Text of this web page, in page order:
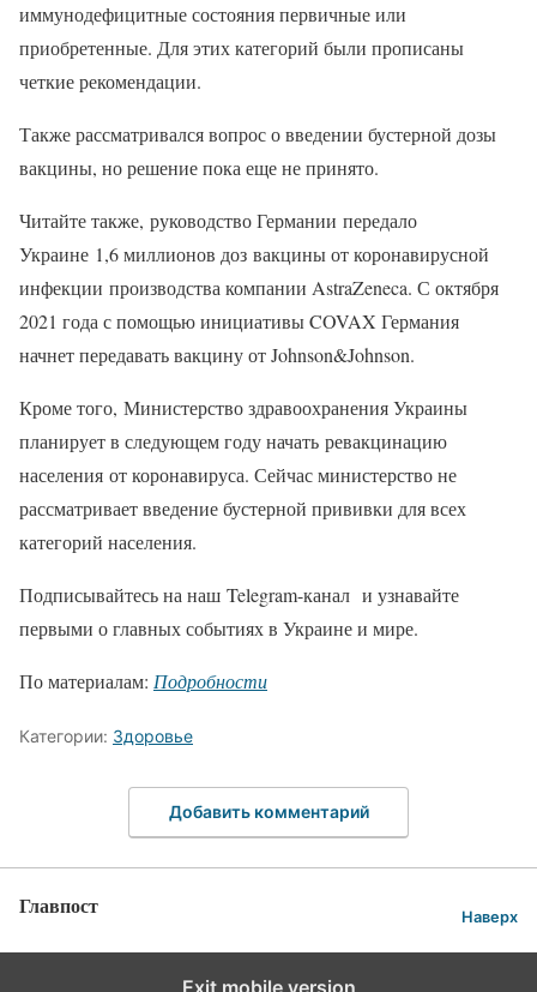
иммунодефицитные состояния первичные или
приобретенные. Для этих категорий были прописаны
четкие рекомендации.
Также рассматривался вопрос о введении бустерной дозы
вакцины, но решение пока еще не принято.
Читайте также, руководство Германии передало
Украине 1,6 миллионов доз вакцины от коронавирусной
инфекции производства компании AstraZeneca. С октября
2021 года с помощью инициативы COVAX Германия
начнет передавать вакцину от Johnson&Johnson.
Кроме того, Министерство здравоохранения Украины
планирует в следующем году начать ревакцинацию
населения от коронавируса. Сейчас министерство не
рассматривает введение бустерной прививки для всех
категорий населения.
Подписывайтесь на наш Telegram-канал и узнавайте
первыми о главных событиях в Украине и мире.
По материалам: Подробности
Категории: Здоровье
Добавить комментарий
Главпост Наверх
Exit mobile version